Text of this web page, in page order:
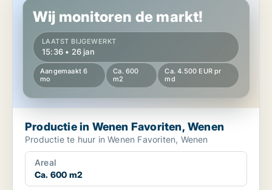
Wij monitoren de markt!
LAATST BIJGEWERKT
15:36 • 26 jan
Aangemaakt 6
mo
Ca. 600
m2
Ca. 4.500 EUR pr
md
Productie in Wenen Favoriten, Wenen
Productie te huur in Wenen Favoriten, Wenen
Areal
Ca. 600 m2